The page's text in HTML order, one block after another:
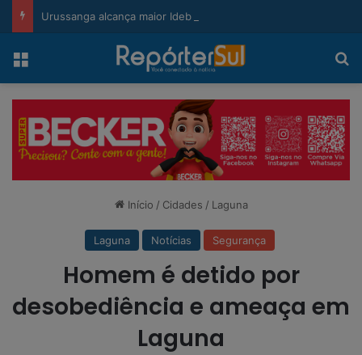
Menu
Início / Cidades / Laguna
Laguna Notícias Segurança
Homem é detido por
desobediência e ameaça em
Laguna